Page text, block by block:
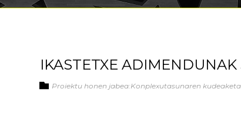
IKASTETXE ADIMENDUNAK
Proiektu honen jabea:Konplexutasunaren